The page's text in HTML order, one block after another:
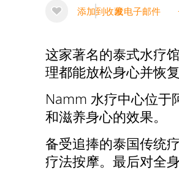
添加到收藏发电子邮件
这家著名的泰式水疗
理都能放松身心并恢复
Namm 水疗中心位于
和滋养身心的效果。
备受追捧的泰国传统
疗法按摩。最后对全